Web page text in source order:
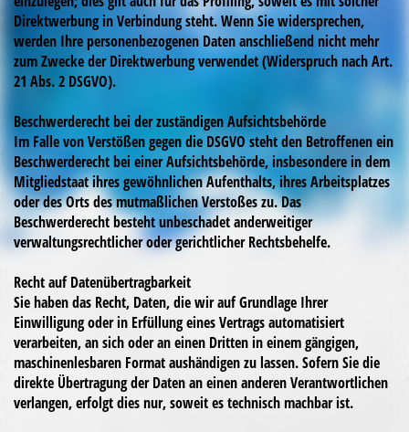
Direktwerbung in Verbindung steht. Wenn Sie widersprechen,
werden Ihre personenbezogenen Daten anschließend nicht mehr
zum Zwecke der Direktwerbung verwendet (Widerspruch nach Art.
21 Abs. 2 DSGVO).
Beschwerderecht bei der zuständigen Aufsichtsbehörde
Im Falle von Verstößen gegen die DSGVO steht den Betroffenen ein
Beschwerderecht bei einer Aufsichtsbehörde, insbesondere in dem
Mitgliedstaat ihres gewöhnlichen Aufenthalts, ihres Arbeitsplatzes
oder des Orts des mutmaßlichen Verstoßes zu. Das
Beschwerderecht besteht unbeschadet anderweitiger
verwaltungsrechtlicher oder gerichtlicher Rechtsbehelfe.
Recht auf Datenübertragbarkeit
Sie haben das Recht, Daten, die wir auf Grundlage Ihrer
Einwilligung oder in Erfüllung eines Vertrags automatisiert
verarbeiten, an sich oder an einen Dritten in einem gängigen,
maschinenlesbaren Format aushändigen zu lassen. Sofern Sie die
direkte Übertragung der Daten an einen anderen Verantwortlichen
verlangen, erfolgt dies nur, soweit es technisch machbar ist.